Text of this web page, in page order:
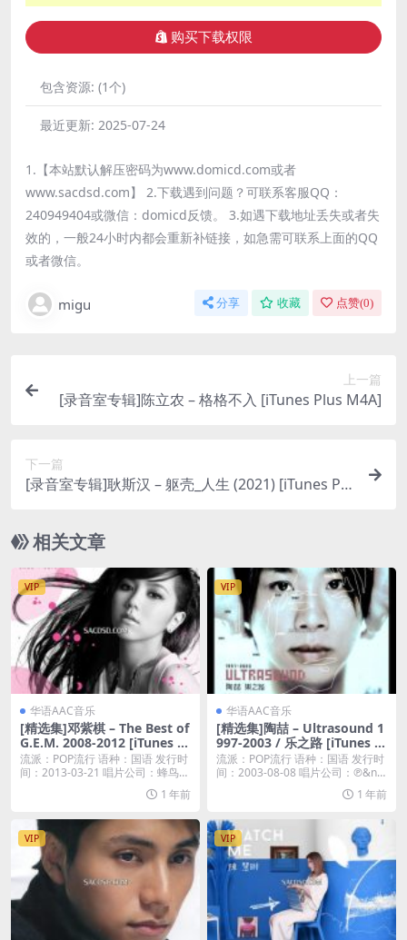
购买下载权限
包含资源: (1个)
最近更新: 2025-07-24
1.【本站默认解压密码为www.domicd.com或者
www.sacdsd.com】 2.下载遇到问题？可联系客服QQ：
240949404或微信：domicd反馈。 3.如遇下载地址丢失或者失
效的，一般24小时内都会重新补链接，如急需可联系上面的QQ
或者微信。
migu 分享 收藏 点赞(0)
上一篇
[录音室专辑]陈立农 – 格格不入 [iTunes Plus M4A]
下一篇
[录音室专辑]耿斯汉 – 躯壳_人生 (2021) [iTunes Plu
相关文章
VIP
华语AAC音乐
[精选集]邓紫棋 – The Best of
G.E.M. 2008-2012 [iTunes Pl
us M4A]
流派：POP流行 语种：国语 发行时
间：2013-03-21 唱片公司：蜂鸟音
1 年前
VIP
华语AAC音乐
[精选集]陶喆 – Ultrasound 1
997-2003 / 乐之路 [iTunes Pl
us M4A]
流派：POP流行 语种：国语 发行时
间：2003-08-08 唱片公司：℗&n
1 年前
VIP VIP